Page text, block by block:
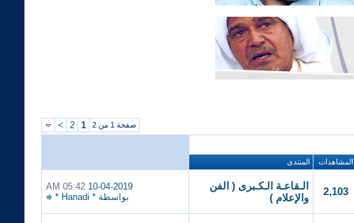
صفحة 1 من 2 1
2
>
المشاهدات المنتدى
2,103
الـقاعـة الـكـبرى ( الفن
والإعلام )
10-04-2019
05:42 AM
بواسطة * Hanadi *